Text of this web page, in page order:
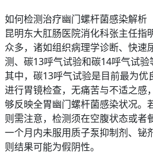
如何检测治疗幽门螺杆菌感染解析
昆明东大肛肠医院消化科张主任指
众多，诸如组织病理学诊断、快速
测、碳13呼气试验和碳14呼气试验
其中，碳13呼气试验是目前最为优
进行胃镜检查，无痛苦与不适之感
够反映全胃幽门螺杆菌感染状况。
则需注意，检测须在空腹状态或者
一个月内未服用质子泵抑制剂、铋
则结果可能为假阴性。